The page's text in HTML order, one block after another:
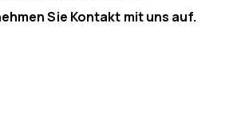
Sie Kontakt mit uns auf.